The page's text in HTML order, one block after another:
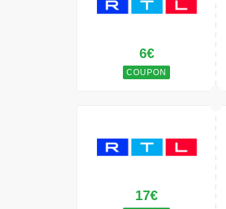
6€
COUPON
17€